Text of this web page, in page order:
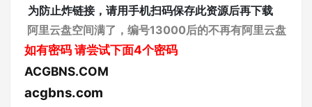
为防止炸链接，请用手机扫码保存此资源后再下载
阿里云盘空间满了，编号13000后的不再有阿里云盘
如有密码请尝试下面4个密码
ACGBNS.COM
acgbns.com